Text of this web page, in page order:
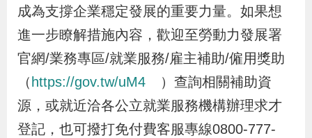
資
料
開
放
宣
告
成為支撐企業穩定發展的重要力量。如果想
進一步瞭解措施內容，歡迎至勞動力發展署
官網/業務專區/就業服務/雇主補助/僱用獎助
（ https://gov.tw/uM4
）查詢相關補助資
源，或就近洽各公立就業服務機構辦理求才
登記，也可撥打免付費客服專線0800-777-